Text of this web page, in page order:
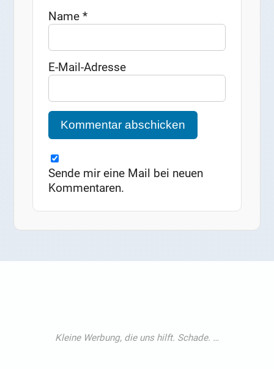
Name*
E-Mail-Adresse
Sende mir eine Mail bei neuen
Kommentaren.